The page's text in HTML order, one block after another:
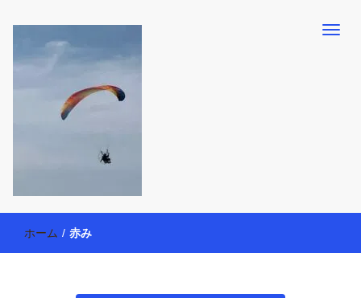
働く母の40代を楽しむ方法
ー活動を通して、豊かな生活を楽しんでいます。懸賞やモニター生
活だけでなく、大好きな【旅行・温泉・食育・美容健康アイテム探
索】も全力で楽しみます。
ホーム / 赤み